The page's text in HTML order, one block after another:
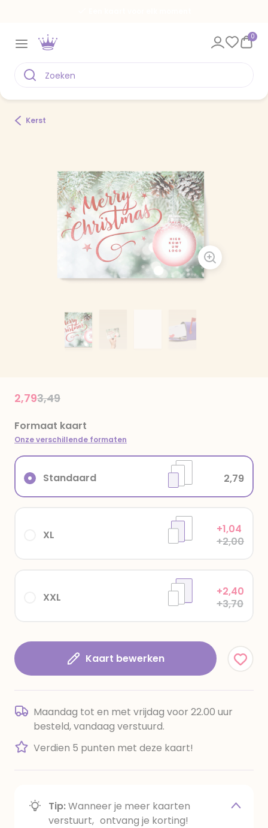
0
Kerst
Price reduced from
3,49to
2,79
Formaat kaart
Onze verschillende formaten
XXL
+2,40
+3,70
XL
+1,04
+2,00
Standaard 2,79
Kaart bewerken
Maandag tot en met vrijdag voor 22.00 uur
besteld, vandaag verstuurd.
Verdien 5 punten met deze kaart!
Tip:Wanneer je meer kaarten
verstuurt, ontvang je korting!